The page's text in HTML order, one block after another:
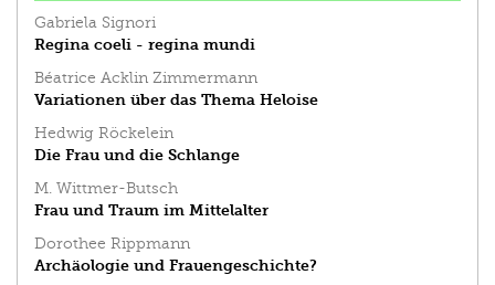
Gabriela Signori
Regina coeli - regina mundi
Béatrice Acklin Zimmermann
Variationen über das Thema Heloise
Hedwig Röckelein
Die Frau und die Schlange
M. Wittmer-Butsch
Frau und Traum im Mittelalter
Dorothee Rippmann
Archäologie und Frauengeschichte?